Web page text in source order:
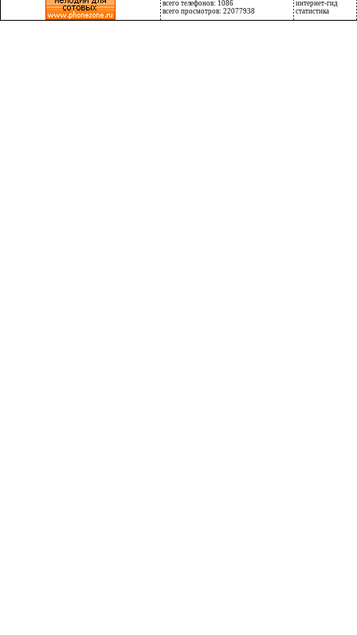
всего телефонов: 1086
всего просмотров: 22077938
интернет-гид
статистика